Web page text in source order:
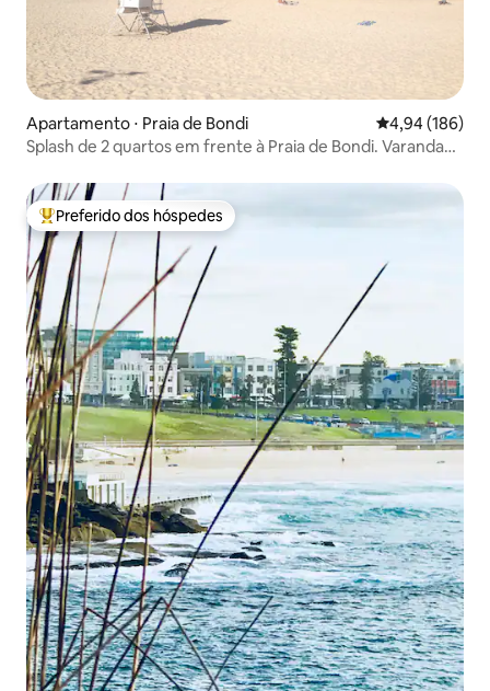
Apartamento ⋅ Praia de Bondi 4,94 de uma
4,94 (186)
Splash de 2 quartos em frente à Praia de Bondi. Varanda
Entre os melhores preferidos dos hóspedes
Preferido dos hóspedes